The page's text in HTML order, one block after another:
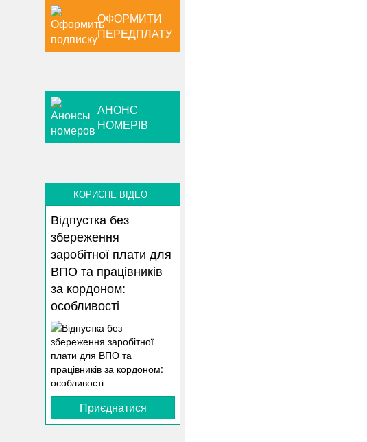
ОФОРМИТИ
ПЕРЕДПЛАТУ
АНОНС
НОМЕРІВ
КОРИСНЕ ВІДЕО
Відпустка без
збереження
заробітної плати для
ВПО та працівників
за кордоном:
особливості
Приєднатися